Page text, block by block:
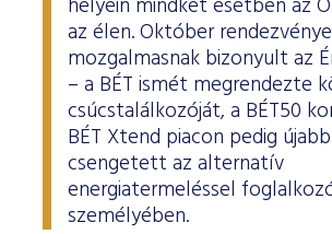
helyein mindkét esetben az
az élen. Október
mozgalmasnak bizonyult az
– a BÉT ismét megrendezte
csúcstalálkozóját, a BÉT50
BÉT Xtend piacon pedig
csengetett az alternatív
energiatermeléssel
személyében.